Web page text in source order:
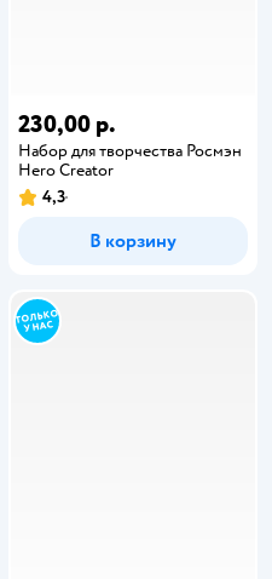
230,00 р.
Набор для творчества Росмэн
Hero Creator
4,3
В корзину